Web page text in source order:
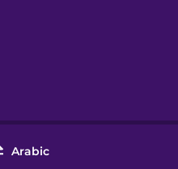
Arabic